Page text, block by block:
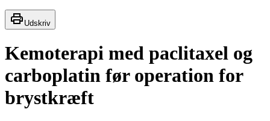
Udskriv
Kemoterapi med paclitaxel og
carboplatin før operation for
brystkræft